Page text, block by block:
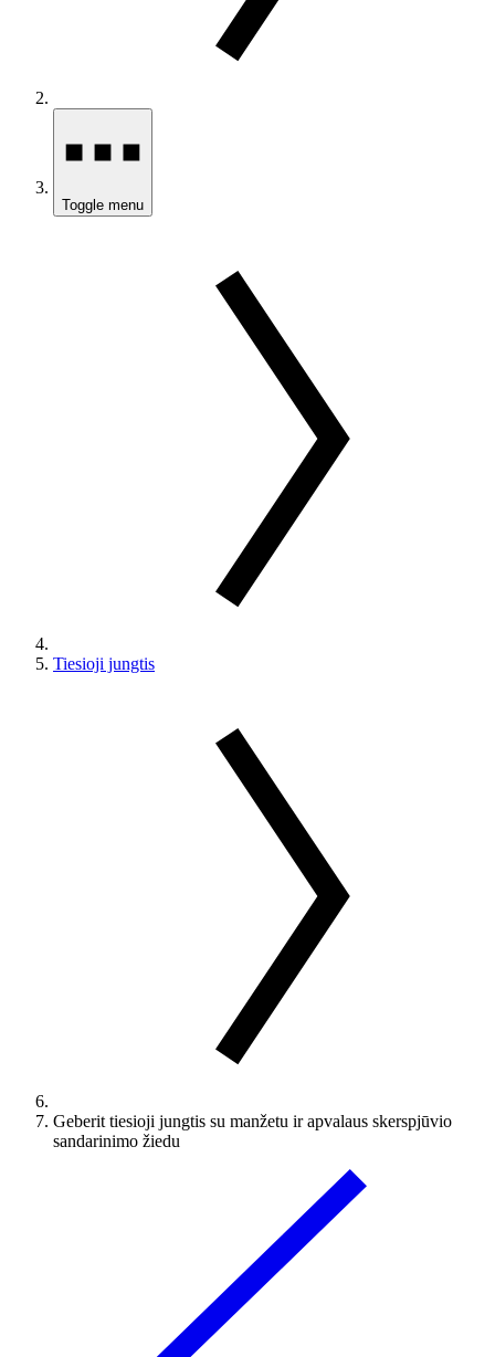
Toggle menu
Tiesioji jungtis
Geberit tiesioji jungtis su manžetu ir apvalaus skerspjūvio
sandarinimo žiedu